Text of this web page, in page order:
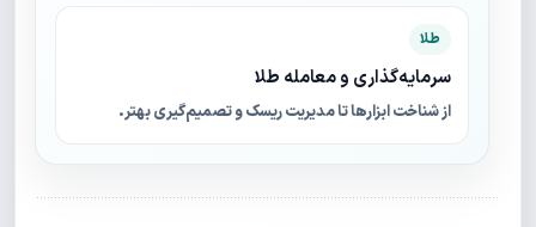
طلا
سرمایه‌گذاری و معامله طلا
از شناخت ابزارها تا مدیریت ریسک و تصمیم‌گیری بهتر.